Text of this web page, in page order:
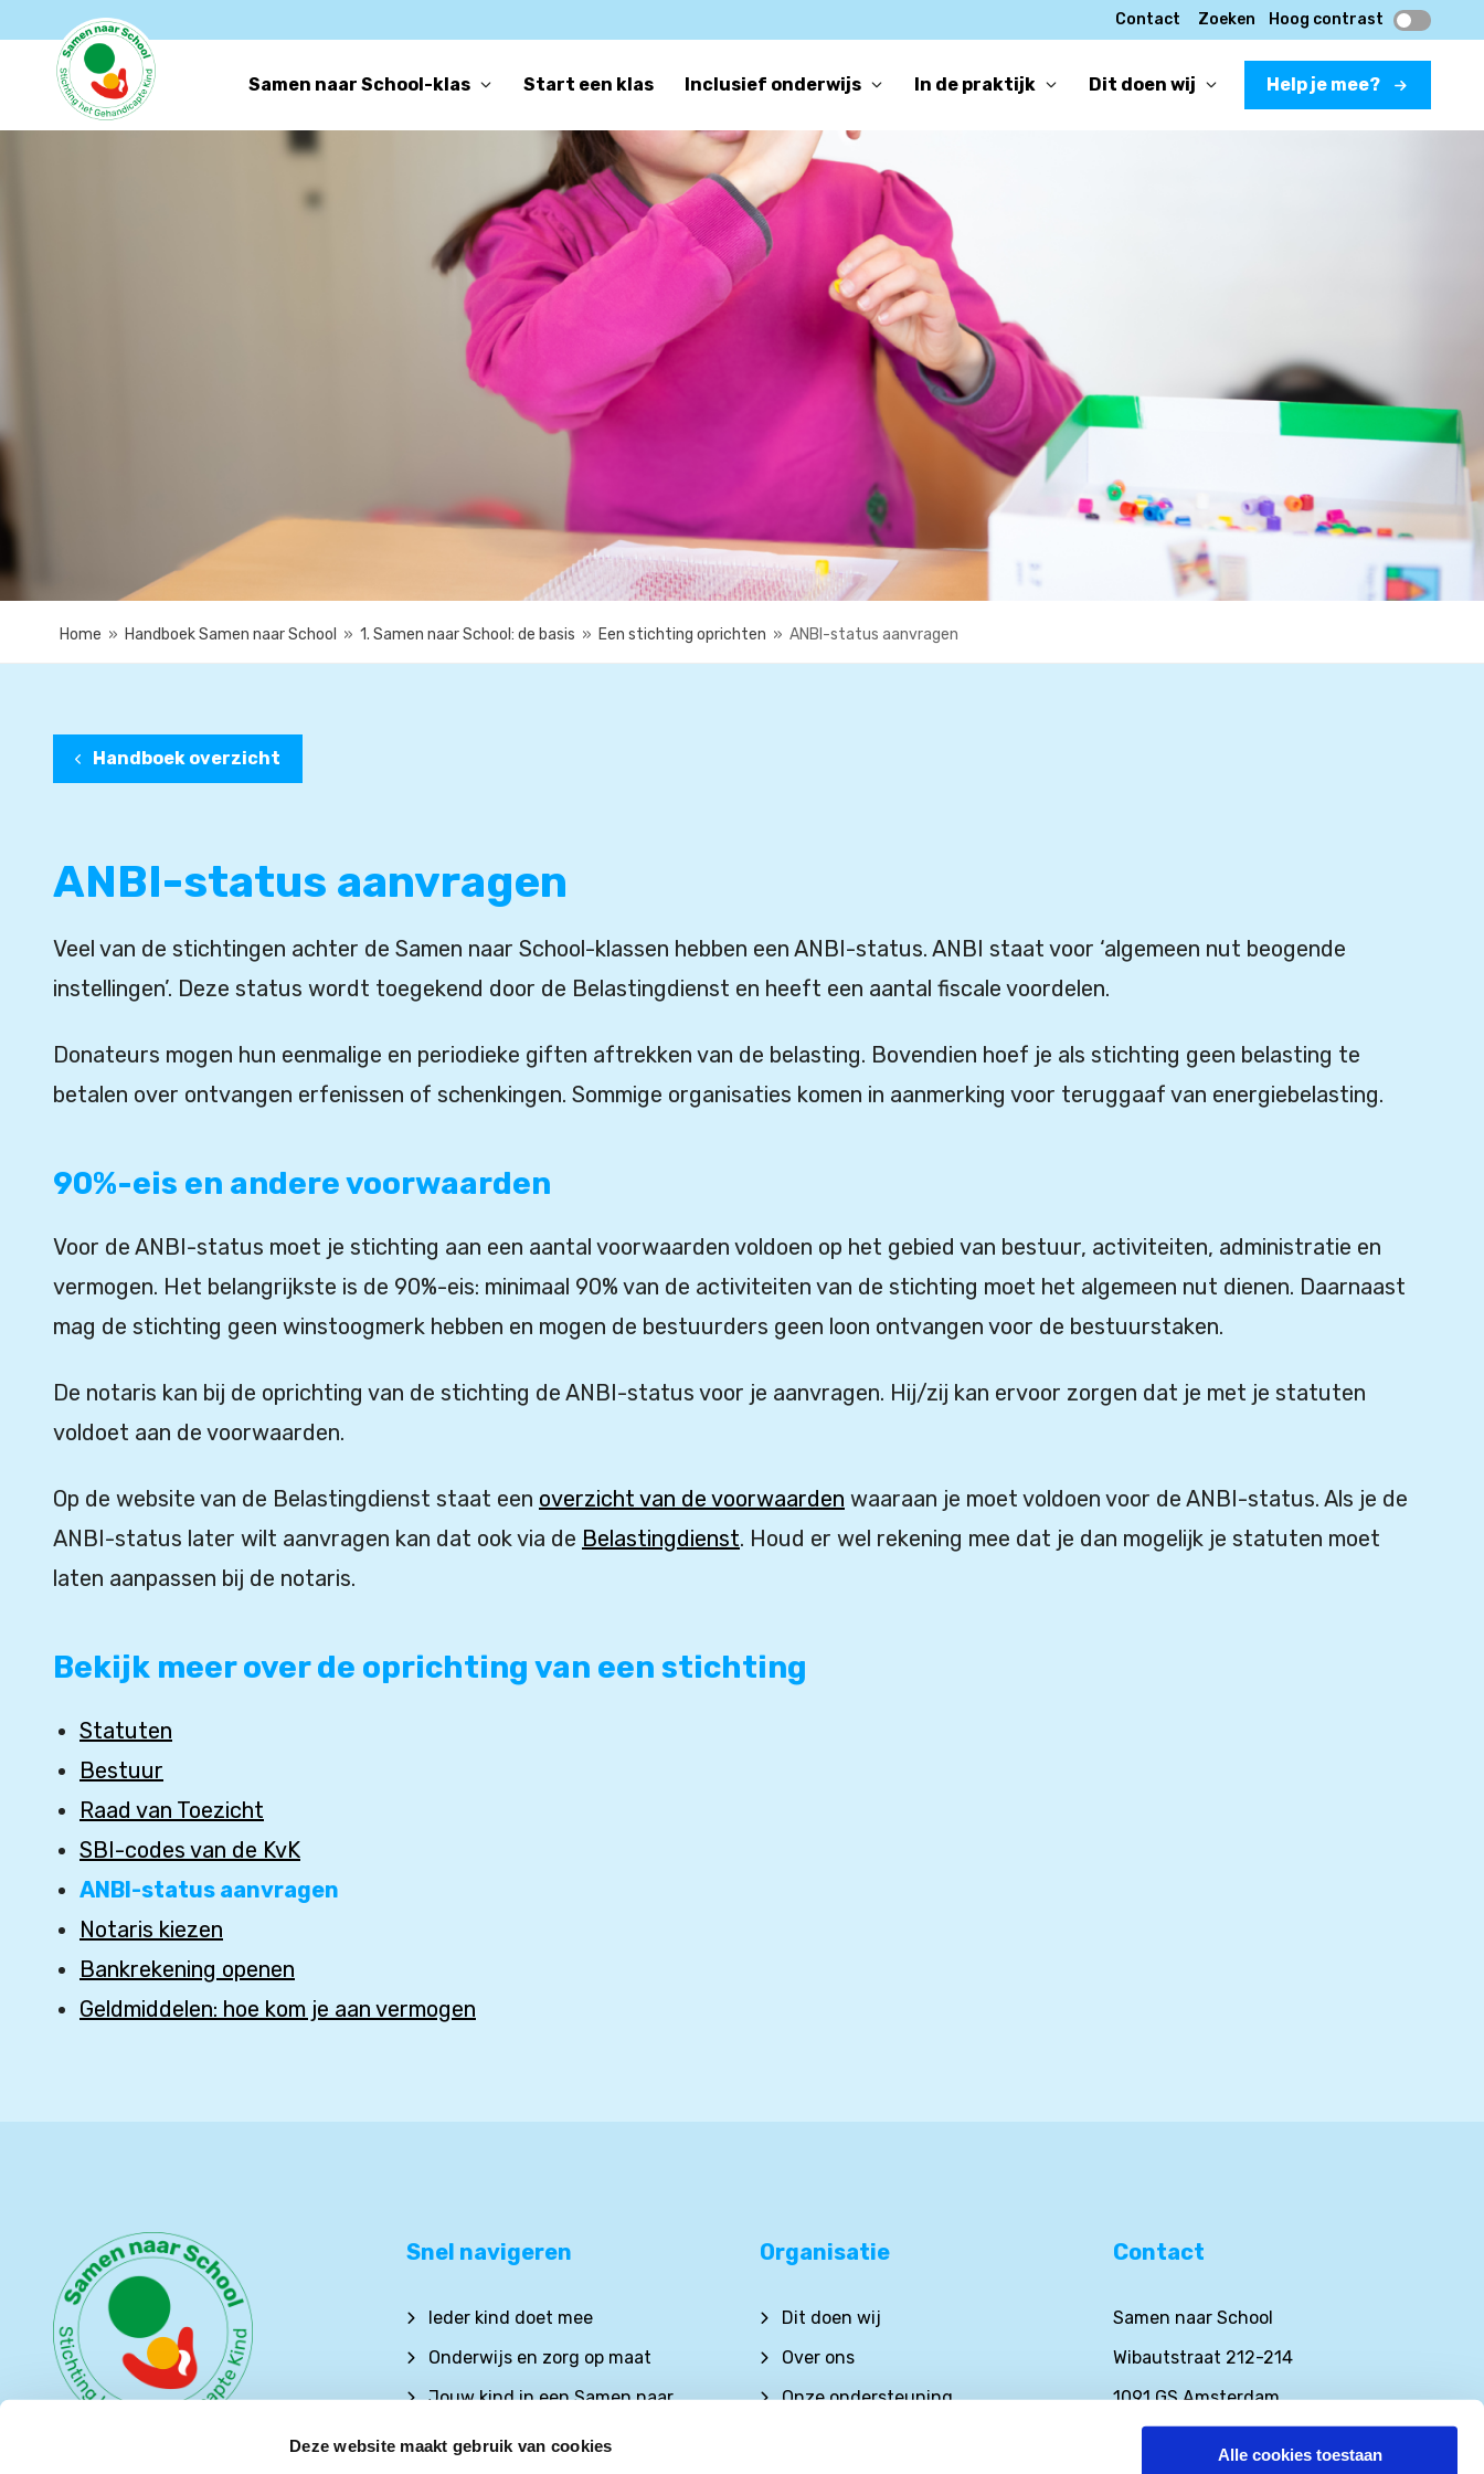
Deze website maakt gebruik van cookies
Alle cookies toestaan
Contact Zoeken Hoog contrast
Samen naar School-klas Start een klas Inclusief onderwijs In de praktijk Dit doen wij Help je mee?
Home » Handboek Samen naar School » 1. Samen naar School: de basis » Een stichting oprichten » ANBI-status aanvragen
Handboek overzicht
ANBI-status aanvragen
Veel van de stichtingen achter de Samen naar School-klassen hebben een ANBI-status. ANBI staat voor ‘algemeen nut beogende
instellingen’. Deze status wordt toegekend door de Belastingdienst en heeft een aantal fiscale voordelen.
Donateurs mogen hun eenmalige en periodieke giften aftrekken van de belasting. Bovendien hoef je als stichting geen belasting te
betalen over ontvangen erfenissen of schenkingen. Sommige organisaties komen in aanmerking voor teruggaaf van energiebelasting.
90%-eis en andere voorwaarden
Voor de ANBI-status moet je stichting aan een aantal voorwaarden voldoen op het gebied van bestuur, activiteiten, administratie en
vermogen. Het belangrijkste is de 90%-eis: minimaal 90% van de activiteiten van de stichting moet het algemeen nut dienen. Daarnaast
mag de stichting geen winstoogmerk hebben en mogen de bestuurders geen loon ontvangen voor de bestuurstaken.
De notaris kan bij de oprichting van de stichting de ANBI-status voor je aanvragen. Hij/zij kan ervoor zorgen dat je met je statuten
voldoet aan de voorwaarden.
Op de website van de Belastingdienst staat een overzicht van de voorwaarden waaraan je moet voldoen voor de ANBI-status. Als je de
ANBI-status later wilt aanvragen kan dat ook via de Belastingdienst. Houd er wel rekening mee dat je dan mogelijk je statuten moet
laten aanpassen bij de notaris.
Bekijk meer over de oprichting van een stichting
Statuten
Bestuur
Raad van Toezicht
SBI-codes van de KvK
ANBI-status aanvragen
Notaris kiezen
Bankrekening openen
Geldmiddelen: hoe kom je aan vermogen
Snel navigeren
Ieder kind doet mee
Onderwijs en zorg op maat
Jouw kind in een Samen naar
School-klas?
Organisatie
Dit doen wij
Over ons
Onze ondersteuning
Contact
Samen naar School
Wibautstraat 212-214
1091 GS Amsterdam
Nederland